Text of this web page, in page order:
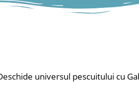
universul pescuitului cu